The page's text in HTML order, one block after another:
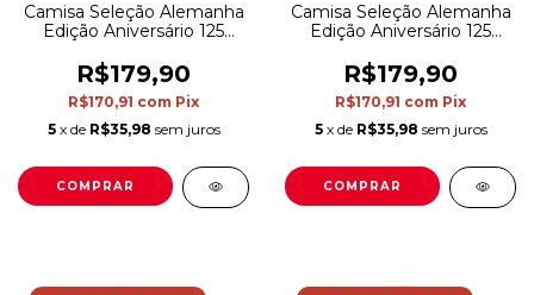
Camisa Seleção Alemanha
Edição Aniversário 125
Torcedor Adidas Masculina
- Azul
R$179,90
R$170,91 com Pix
5 x de R$35,98 sem juros
COMPRAR
Camisa Seleção Alemanha
Edição Aniversário 125
Adidas Masculina - Branca
com detalhes em preto
R$179,90
R$170,91 com Pix
5 x de R$35,98 sem juros
COMPRAR